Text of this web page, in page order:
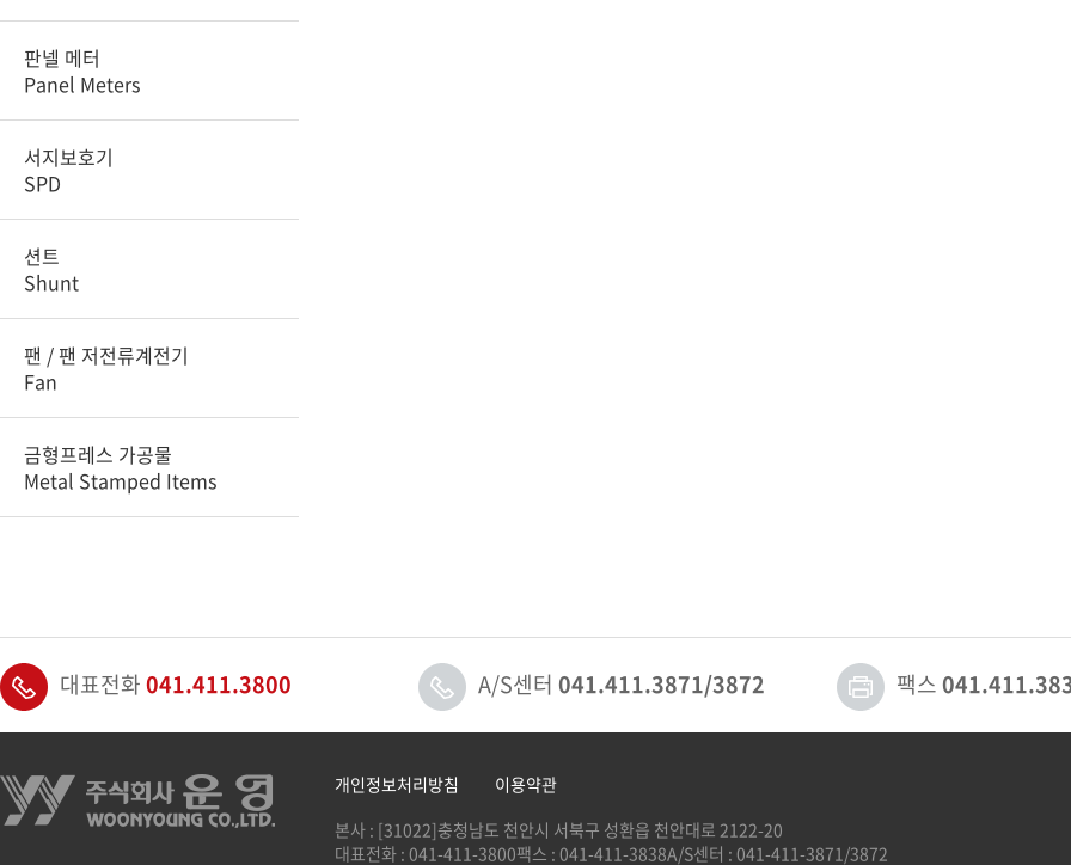
판넬 메터
Panel Meters
서지보호기
SPD
션트
Shunt
팬 / 팬 저전류계전기
Fan
금형프레스 가공물
Metal Stamped Items
대표전화041.411.3800 A/S센터 041.411.3871/3872 팩스
개인정보처리방침
이용약관
본사 : [31022]충청남도 천안시 서북구 성환읍 천안대로 2122-20
대표전화 : 041-411-3800팩스 : 041-411-3838A/S센터 : 041-411-3871/3872